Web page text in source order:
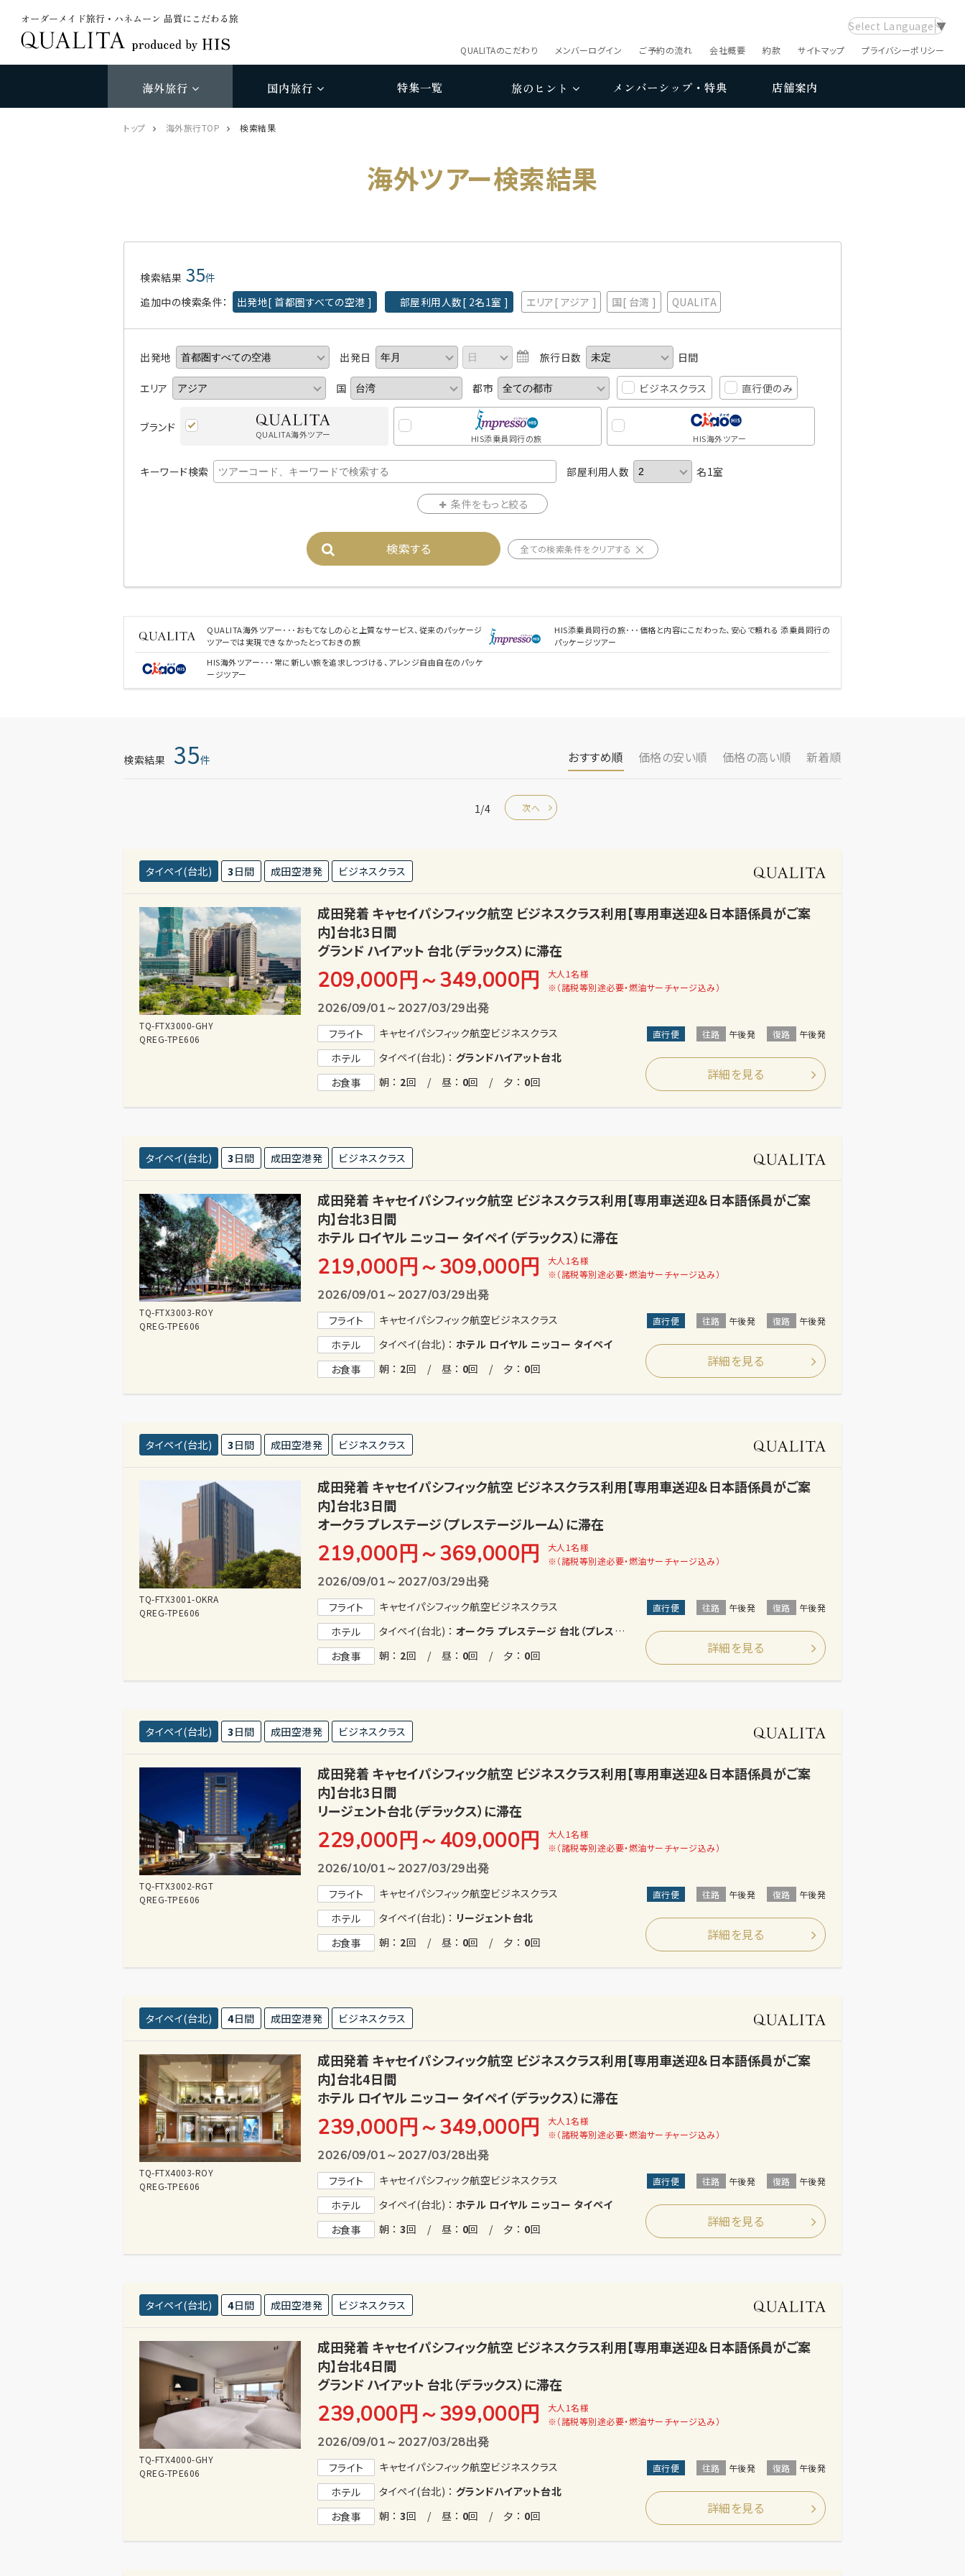
オーダーメイド旅行・ハネムーン 品質にこだわる旅
Select Language ▼
プライバシーポリシー
サイトマップ
約款
会社概要
ご予約の流れ
メンバーログイン
QUALITAのこだわり
海外旅行 国内旅行 特集一覧 旅のヒント メンバーシップ・特典 店舗案内
トップ 海外旅行TOP 検索結果
海外ツアー検索結果
検索結果 35件
追加中の検索条件：
出発地[ 首都圏すべての空港 ] 部屋利用人数[ 2名1室 ] エリア[ アジア ] 国[ 台湾 ] QUALITA
出発地 出発日 旅行日数 日間
エリア 国 都市 ビジネスクラス 直行便のみ
ブランド QUALITA海外ツアー HIS添乗員同行の旅 HIS海外ツアー
キーワード検索 部屋利用人数 名1室
条件をもっと絞る
検索する 全ての検索条件をクリアする ×
QUALITA海外ツアー･･･おもてなしの心と上質なサービス、従来のパッケージ
ツアーでは実現できなかったとっておきの旅
HIS添乗員同行の旅･･･価格と内容にこだわった、安心で頼れる 添乗員同行の
パッケージツアー
HIS海外ツアー･･･常に新しい旅を追求しつづける、アレンジ自由自在のパッケ
ージツアー
検索結果 35件 おすすめ順 価格の安い順 価格の高い順 新着順
1/4 次へ
タイペイ(台北) 3 日間 成田空港発 ビジネスクラス
TQ-FTX3000-GHY
QREG-TPE606
成田発着 キャセイパシフィック航空 ビジネスクラス利用【専用車送迎＆日本語係員がご案
内】台北3日間
グランド ハイアット 台北（デラックス）に滞在
209,000円～349,000円
大人1名様
※（諸税等別途必要・燃油サーチャージ込み）
2026/09/01～2027/03/29出発
フライト キャセイパシフィック航空ビジネスクラス 直行便 往路 午後発 復路 午後発
ホテル タイペイ(台北) ： グランドハイアット台北
お食事
朝 ： 2回 / 昼 ： 0回 / 夕 ： 0回 詳細を見る
タイペイ(台北) 3 日間 成田空港発 ビジネスクラス
TQ-FTX3003-ROY
QREG-TPE606
成田発着 キャセイパシフィック航空 ビジネスクラス利用【専用車送迎＆日本語係員がご案
内】台北3日間
ホテル ロイヤル ニッコー タイペイ（デラックス）に滞在
219,000円～309,000円
大人1名様
※（諸税等別途必要・燃油サーチャージ込み）
2026/09/01～2027/03/29出発
フライト キャセイパシフィック航空ビジネスクラス 直行便 往路 午後発 復路 午後発
ホテル タイペイ(台北) ： ホテル ロイヤル ニッコー タイペイ
お食事
朝 ： 2回 / 昼 ： 0回 / 夕 ： 0回 詳細を見る
タイペイ(台北) 3 日間 成田空港発 ビジネスクラス
TQ-FTX3001-OKRA
QREG-TPE606
成田発着 キャセイパシフィック航空 ビジネスクラス利用【専用車送迎＆日本語係員がご案
内】台北3日間
オークラ プレステージ（プレステージルーム）に滞在
219,000円～369,000円
大人1名様
※（諸税等別途必要・燃油サーチャージ込み）
2026/09/01～2027/03/29出発
フライト キャセイパシフィック航空ビジネスクラス 直行便 往路 午後発 復路 午後発
ホテル タイペイ(台北) ： オークラ プレステージ 台北（プレステージルーム）
お食事
朝 ： 2回 / 昼 ： 0回 / 夕 ： 0回 詳細を見る
タイペイ(台北) 3 日間 成田空港発 ビジネスクラス
TQ-FTX3002-RGT
QREG-TPE606
成田発着 キャセイパシフィック航空 ビジネスクラス利用【専用車送迎＆日本語係員がご案
内】台北3日間
リージェント台北（デラックス）に滞在
229,000円～409,000円
大人1名様
※（諸税等別途必要・燃油サーチャージ込み）
2026/10/01～2027/03/29出発
フライト キャセイパシフィック航空ビジネスクラス 直行便 往路 午後発 復路 午後発
ホテル タイペイ(台北) ： リージェント台北
お食事
朝 ： 2回 / 昼 ： 0回 / 夕 ： 0回 詳細を見る
タイペイ(台北) 4日間 成田空港発 ビジネスクラス
TQ-FTX4003-ROY
QREG-TPE606
成田発着 キャセイパシフィック航空 ビジネスクラス利用【専用車送迎＆日本語係員がご案
内】台北4日間
ホテル ロイヤル ニッコー タイペイ（デラックス）に滞在
239,000円～349,000円
大人1名様
※（諸税等別途必要・燃油サーチャージ込み）
2026/09/01～2027/03/28出発
フライト キャセイパシフィック航空ビジネスクラス 直行便 往路 午後発 復路 午後発
ホテル タイペイ(台北) ： ホテル ロイヤル ニッコー タイペイ
お食事
朝 ： 3回 / 昼 ： 0回 / 夕 ： 0回 詳細を見る
タイペイ(台北) 4日間 成田空港発 ビジネスクラス
TQ-FTX4000-GHY
QREG-TPE606
成田発着 キャセイパシフィック航空 ビジネスクラス利用【専用車送迎＆日本語係員がご案
内】台北4日間
グランド ハイアット 台北（デラックス）に滞在
239,000円～399,000円
大人1名様
※（諸税等別途必要・燃油サーチャージ込み）
2026/09/01～2027/03/28出発
フライト キャセイパシフィック航空ビジネスクラス 直行便 往路 午後発 復路 午後発
ホテル タイペイ(台北) ： グランドハイアット台北
お食事
朝 ： 3回 / 昼 ： 0回 / 夕 ： 0回 詳細を見る